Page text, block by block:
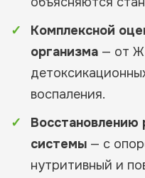
Комплексной
организма — от
воспаления.
системы — с
нутритивный и